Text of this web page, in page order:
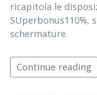
ricapitola le
SUperbonus110%,
schermature.
Continue reading